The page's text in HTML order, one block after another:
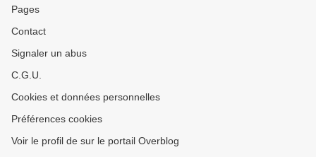
Pages
Contact
Signaler un abus
C.G.U.
Cookies et données personnelles
Préférences cookies
Voir le profil de sur le portail Overblog